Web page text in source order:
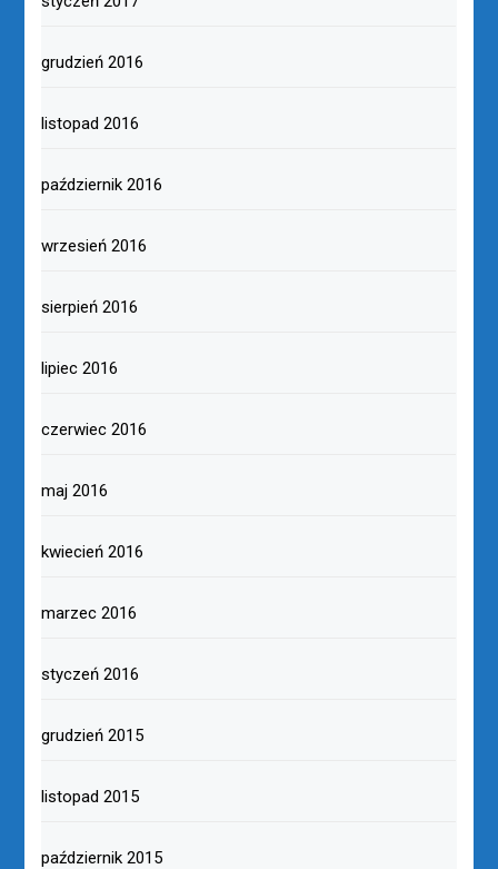
grudzień 2016
listopad 2016
październik 2016
wrzesień 2016
sierpień 2016
lipiec 2016
czerwiec 2016
maj 2016
kwiecień 2016
marzec 2016
styczeń 2016
grudzień 2015
listopad 2015
październik 2015